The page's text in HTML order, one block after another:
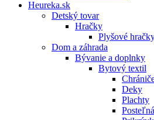
Heureka.sk
Detský tovar
Hračky
Plyšové
Dom a záhrada
Bývanie a doplnky
Bytový textil
Deky
Plachty